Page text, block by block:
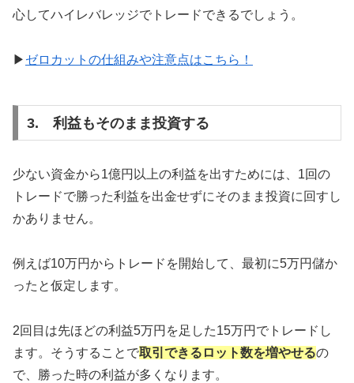
心してハイレバレッジでトレードできるでしょう。
▶ ゼロカットの仕組みや注意点はこちら！
3. 利益もそのまま投資する
少ない資金から1億円以上の利益を出すためには、1回の
トレードで勝った利益を出金せずにそのまま投資に回すし
かありません。
例えば10万円からトレードを開始して、最初に5万円儲か
ったと仮定します。
2回目は先ほどの利益5万円を足した15万円でトレードし
ます。そうすることで取引できるロット数を増やせるの
で、勝った時の利益が多くなります。